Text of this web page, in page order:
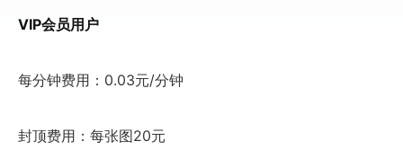
VIP会员用户
每分钟费用：0.03元/分钟
封顶费用：每张图20元